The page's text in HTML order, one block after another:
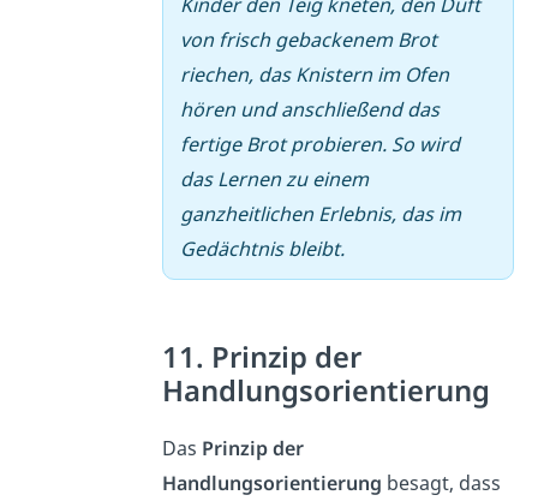
von frisch gebackenem Brot
riechen, das Knistern im Ofen
hören und anschließend das
fertige Brot probieren. So wird
das Lernen zu einem
ganzheitlichen Erlebnis, das im
Gedächtnis bleibt.
11. Prinzip der
Handlungsorientierung
Das Prinzip der
Handlungsorientierung besagt, dass